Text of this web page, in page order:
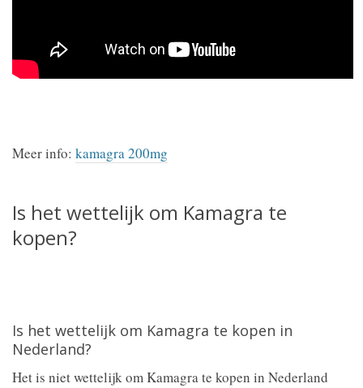
Meer info: kamagra 200mg
Is het wettelijk om Kamagra te
kopen?
Is het wettelijk om Kamagra te kopen in
Nederland?
Het is niet wettelijk om Kamagra te kopen in Nederland